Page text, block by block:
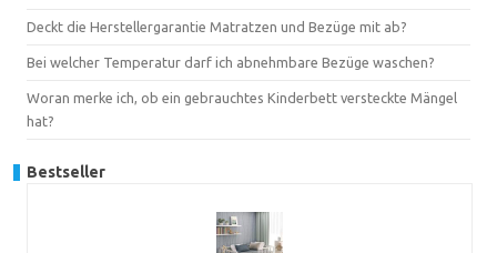
Deckt die Herstellergarantie Matratzen und Bezüge mit ab?
Bei welcher Temperatur darf ich abnehmbare Bezüge waschen?
Woran merke ich, ob ein gebrauchtes Kinderbett versteckte Mängel
hat?
Bestseller